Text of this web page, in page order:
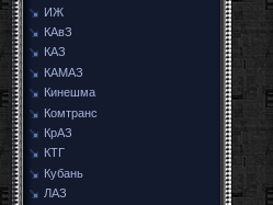
ИЖ
КАвЗ
КАЗ
КАМАЗ
Кинешма
Комтранс
КрАЗ
КТГ
Кубань
ЛАЗ